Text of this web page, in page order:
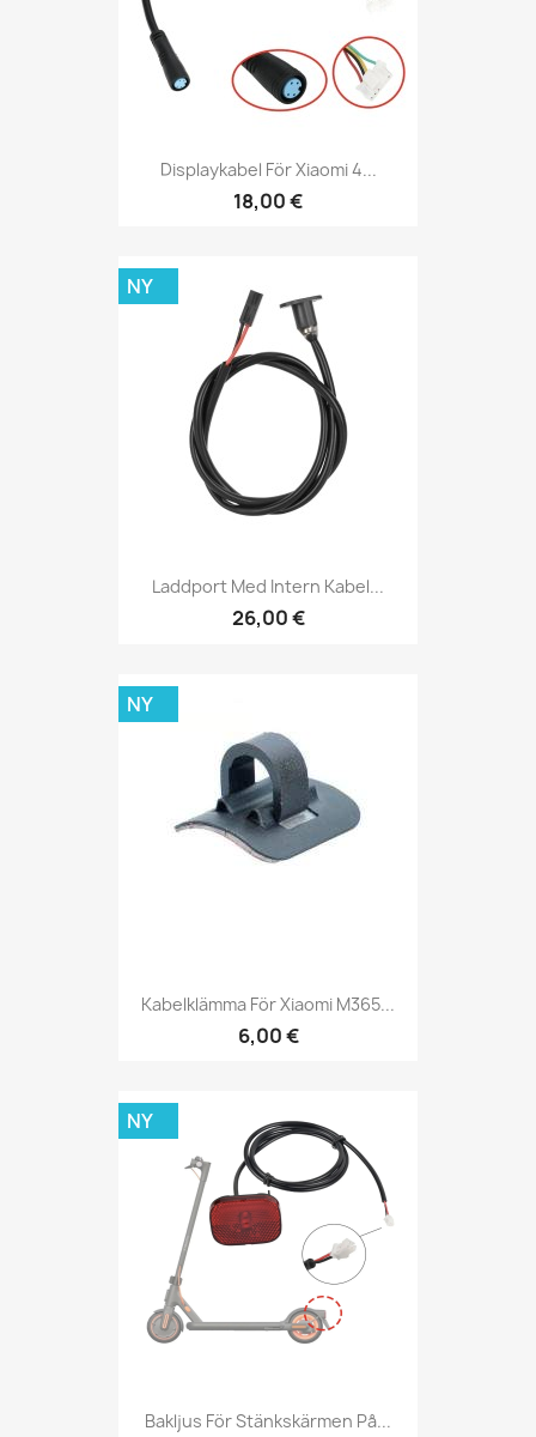
Displaykabel För Xiaomi 4...
18,00 €
Laddport Med Intern Kabel...
26,00 €
NY
Kabelklämma För Xiaomi M365...
6,00 €
NY
Bakljus För Stänkskärmen På...
NY